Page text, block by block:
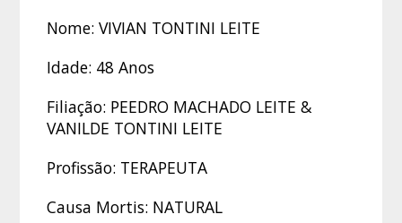
Nome: VIVIAN TONTINI LEITE
Idade: 48 Anos
Filiação: PEEDRO MACHADO LEITE &
VANILDE TONTINI LEITE
Profissão: TERAPEUTA
Causa Mortis: NATURAL